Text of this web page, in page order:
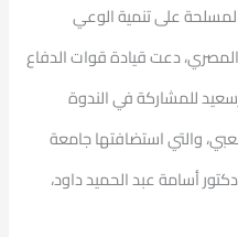
على تنمية الوعي
دعت قيادة قوات الدفاع
للمشاركة في الندوة
والتي استضافتها جامعة
أسامة عبد الحميد داود،